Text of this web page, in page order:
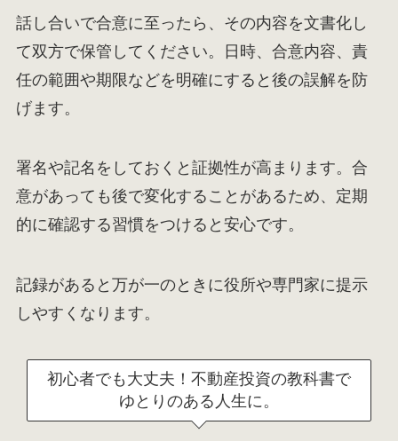
話し合いで合意に至ったら、その内容を文書化し
て双方で保管してください。日時、合意内容、責
任の範囲や期限などを明確にすると後の誤解を防
げます。
署名や記名をしておくと証拠性が高まります。合
意があっても後で変化することがあるため、定期
的に確認する習慣をつけると安心です。
記録があると万が一のときに役所や専門家に提示
しやすくなります。
初心者でも大丈夫！不動産投資の教科書で
ゆとりのある人生に。